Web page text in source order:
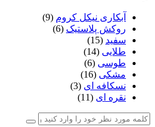
لوکس
لیمون
لیمیتاک
مارال
میس گلس
نوین صنعت
هارمونی
هایلو
هدیه
همارا
هوفیلوس
آبکاری نیکل کروم (9)
روکش پلاستیک (6)
سفید (15)
طلایی (14)
طوسی (6)
مشکی (16)
نسکافه ای (3)
نقره ای (11)